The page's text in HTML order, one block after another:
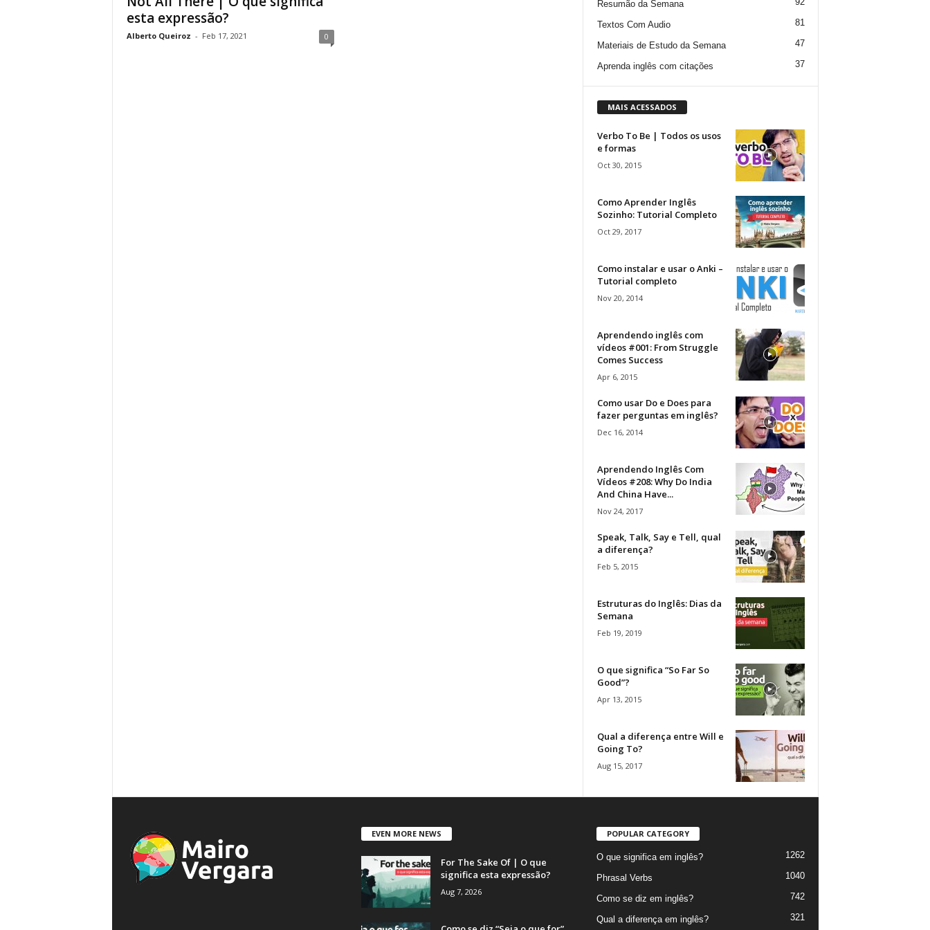
esta expressão?
Alberto Queiroz - Feb 17, 2021 0
Resumão da Semana
Textos Com Audio 81
Materiais de Estudo da Semana 47
Aprenda inglês com citações 37
MAIS ACESSADOS
Verbo To Be | Todos os usos
e formas
Oct 30, 2015
Como Aprender Inglês
Sozinho: Tutorial Completo
Oct 29, 2017
Como instalar e usar o Anki –
Tutorial completo
Nov 20, 2014
Aprendendo inglês com
vídeos #001: From Struggle
Comes Success
Apr 6, 2015
Como usar Do e Does para
fazer perguntas em inglês?
Dec 16, 2014
Aprendendo Inglês Com
Vídeos #208: Why Do India
And China Have...
Nov 24, 2017
Speak, Talk, Say e Tell, qual
a diferença?
Feb 5, 2015
Estruturas do Inglês: Dias da
Semana
Feb 19, 2019
O que significa “So Far So
Good”?
Apr 13, 2015
Qual a diferença entre Will e
Going To?
Aug 15, 2017
EVEN MORE NEWS
For The Sake Of | O que
significa esta expressão?
Aug 7, 2026
POPULAR CATEGORY
O que significa em inglês? 1262
Phrasal Verbs 1040
Como se diz em inglês? 742
Qual a diferença em inglês? 321